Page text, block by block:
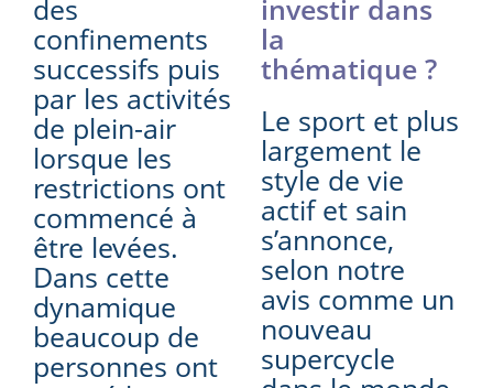
des
confinements
successifs puis
par les activités
de plein-air
lorsque les
restrictions ont
commencé à
être levées.
Dans cette
dynamique
beaucoup de
personnes ont
investir dans
la
thématique ?
Le sport et plus
largement le
style de vie
actif et sain
s’annonce,
selon notre
avis comme un
nouveau
supercycle